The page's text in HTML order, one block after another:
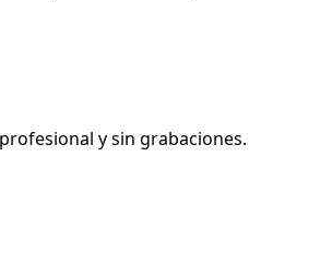
y sin grabaciones.